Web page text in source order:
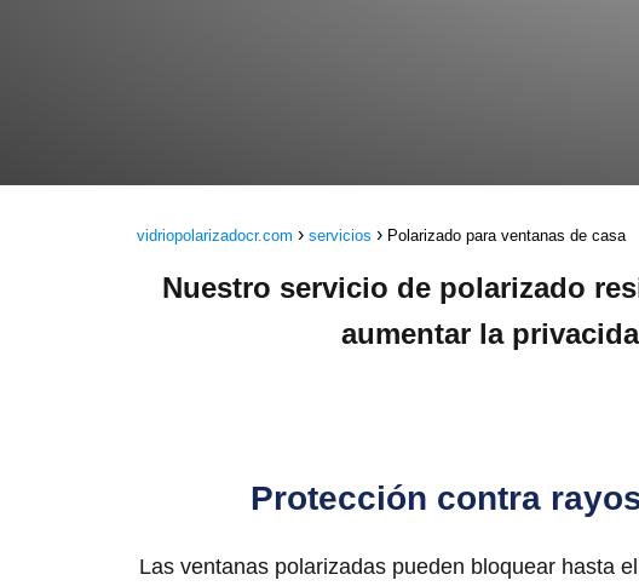
vidriopolarizadocr.com servicios Polarizado para ventanas de casa
Nuestro servicio de polarizado
aumentar la
Protección contra
Las ventanas polarizadas pueden bloquear hasta